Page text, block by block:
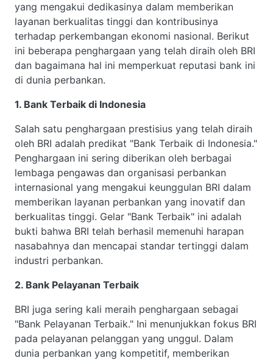
yang mengakui dedikasinya dalam memberikan
layanan berkualitas tinggi dan kontribusinya
terhadap perkembangan ekonomi nasional. Berikut
ini beberapa penghargaan yang telah diraih oleh BRI
dan bagaimana hal ini memperkuat reputasi bank ini
di dunia perbankan.
1. Bank Terbaik di Indonesia
Salah satu penghargaan prestisius yang telah diraih
oleh BRI adalah predikat "Bank Terbaik di Indonesia."
Penghargaan ini sering diberikan oleh berbagai
lembaga pengawas dan organisasi perbankan
internasional yang mengakui keunggulan BRI dalam
memberikan layanan perbankan yang inovatif dan
berkualitas tinggi. Gelar "Bank Terbaik" ini adalah
bukti bahwa BRI telah berhasil memenuhi harapan
nasabahnya dan mencapai standar tertinggi dalam
industri perbankan.
2. Bank Pelayanan Terbaik
BRI juga sering kali meraih penghargaan sebagai
"Bank Pelayanan Terbaik." Ini menunjukkan fokus BRI
pada pelayanan pelanggan yang unggul. Dalam
dunia perbankan yang kompetitif, memberikan